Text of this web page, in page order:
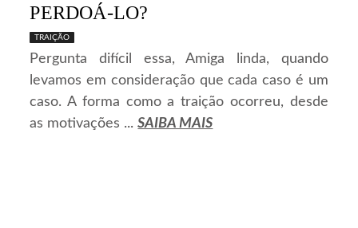
PERDOÁ-LO?
TRAIÇÃO
Pergunta difícil essa, Amiga linda, quando
levamos em consideração que cada caso é um
caso. A forma como a traição ocorreu, desde
as motivações ...SAIBA MAIS